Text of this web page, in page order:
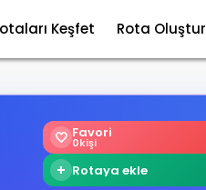
Keşfet Rota Oluştur
🤍 Favori
0kişi
+ Rotaya ekle